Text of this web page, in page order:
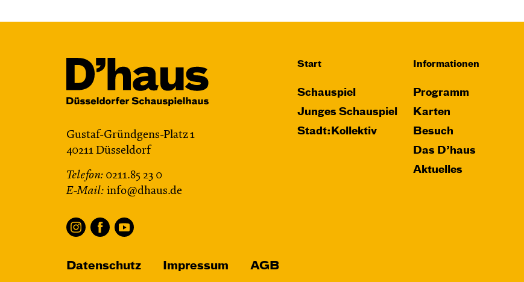
Gustaf-Gründgens-Platz 1
40211 Düsseldorf
Telefon: 0211.85 23 0
E-Mail: info@dhaus.de
Start
Schauspiel
Junges Schauspiel
Stadt:Kollektiv
Informationen
Programm
Karten
Besuch
Das D’haus
Aktuelles
Datenschutz Impressum AGB